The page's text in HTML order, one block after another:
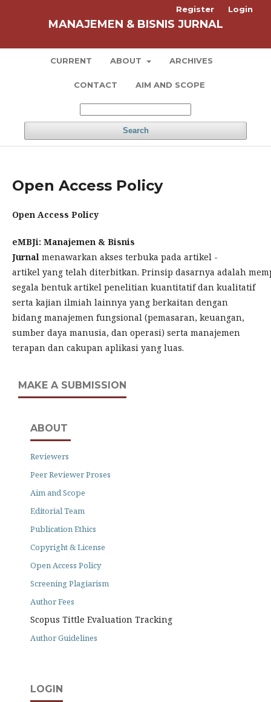
MANAJEMEN & BISNIS JURNAL
CURRENT ABOUT ARCHIVES
CONTACT AIM AND SCOPE
Search
Register Login
Open Access Policy
Open Access Policy
eMBJi: Manajemen & Bisnis
Jurnal menawarkan akses terbuka pada artikel -
artikel yang telah diterbitkan. Prinsip dasarnya adalah
segala bentuk artikel penelitian kuantitatif dan kualitatif
serta kajian ilmiah lainnya yang berkaitan dengan
bidang manajemen fungsional (pemasaran, keuangan,
sumber daya manusia, dan operasi) serta manajemen
terapan dan cakupan aplikasi yang luas.
MAKE A SUBMISSION
ABOUT
Reviewers
Peer Reviewer Proses
Aim and Scope
Editorial Team
Publication Ethics
Copyright & License
Open Access Policy
Screening Plagiarism
Author Fees
Scopus Tittle Evaluation Tracking
Author Guidelines
LOGIN